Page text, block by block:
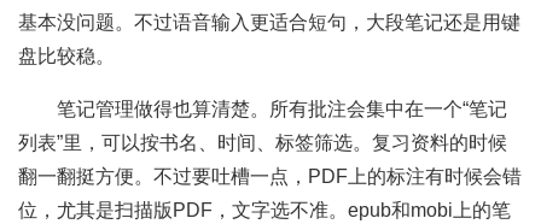
基本没问题。不过语音输入更适合短句，大段笔记还是用键
盘比较稳。
笔记管理做得也算清楚。所有批注会集中在一个“笔记
列表”里，可以按书名、时间、标签筛选。复习资料的时候
翻一翻挺方便。不过要吐槽一点，PDF上的标注有时候会错
位，尤其是扫描版PDF，文字选不准。epub和mobi上的笔